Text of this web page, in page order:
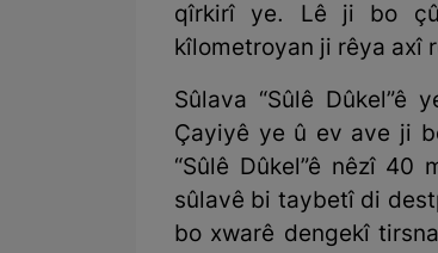
qîrkirî ye. Lê ji bo
kîlometroyan ji rêya axî
Sûlava “Sûlê Dûkel”ê
Çayiyê ye û ev ave ji
“Sûlê Dûkel”ê nêzî
sûlavê bi taybetî di
bo xwarê dengekî